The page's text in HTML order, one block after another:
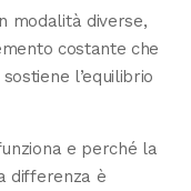
modalità diverse,
costante che
l’equilibrio
e perché la
differenza è